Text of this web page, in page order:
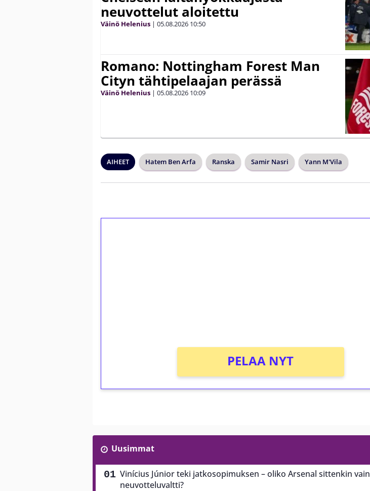
neuvottelut aloitettu
Väinö Helenius | 05.08.2026 10:50
Romano: Nottingham Forest Man
Cityn tähtipelaajan perässä
Väinö Helenius | 05.08.2026 10:09
AIHEET Hatem Ben Arfa Ranska Samir Nasri Yann M'Vila
PELAA NYT
Uusimmat
Vinícius Júnior teki jatkosopimuksen – oliko Arsenal sittenkin vain
neuvotteluvaltti?